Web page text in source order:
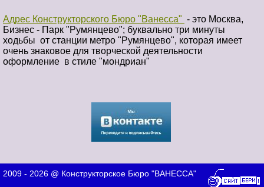
Адрес Конструкторского Бюро "Ванесса" - это Москва,
Бизнес - Парк "Румянцево"; буквально три минуты
ходьбы от станции метро "Румянцево", которая имеет
очень знаковое для творческой деятельности
оформление в стиле "мондриан"
2009 - 2026 @ Конструкторское Бюро "ВАНЕССА"